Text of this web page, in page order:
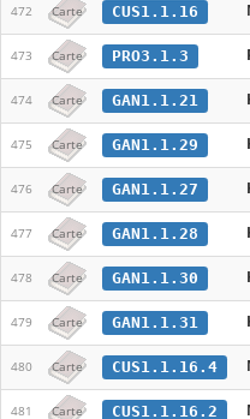
472 Carte CUS1.1.16
473 Carte PRO3.1.3
474 Carte GAN1.1.21
475 Carte GAN1.1.29
476 Carte GAN1.1.27
477 Carte GAN1.1.28
478 Carte GAN1.1.30
479 Carte GAN1.1.31
480 Carte CUS1.1.16.4
481 Carte CUS1.1.16.2